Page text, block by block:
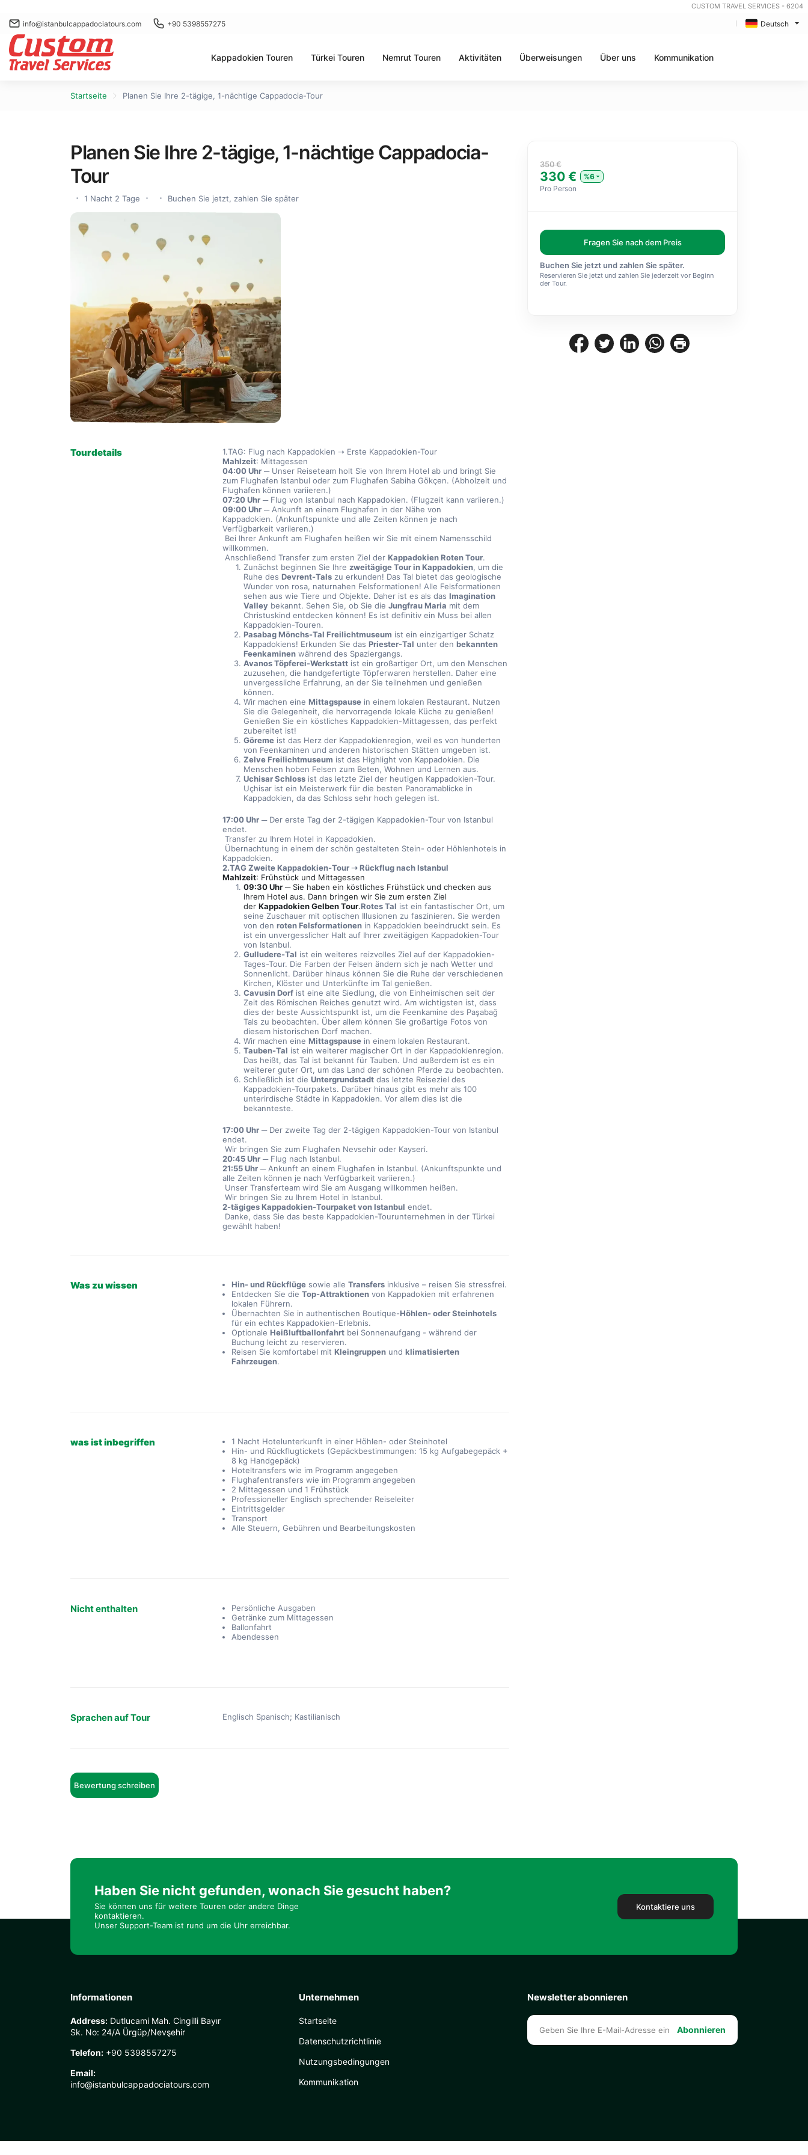
CUSTOM TRAVEL SERVICES - 6204
info@istanbulcappadociatours.com +90 5398557275 Deutsch
Kappadokien Touren Türkei Touren Nemrut Touren Aktivitäten Überweisungen Über uns Kommunikation
Startseite Planen Sie Ihre 2-tägige, 1-nächtige Cappadocia-Tour
Planen Sie Ihre 2-tägige, 1-nächtige Cappadocia-
Tour
1 Nacht 2 Tage Buchen Sie jetzt, zahlen Sie später
Tourdetails
1.TAG: Flug nach Kappadokien ➝ Erste Kappadokien-Tour
Mahlzeit: Mittagessen
04:00 Uhr ─ Unser Reiseteam holt Sie von Ihrem Hotel ab und bringt Sie
zum Flughafen Istanbul oder zum Flughafen Sabiha Gökçen. (Abholzeit und
Flughafen können variieren.)
07:20 Uhr ─ Flug von Istanbul nach Kappadokien. (Flugzeit kann variieren.)
09:00 Uhr ─ Ankunft an einem Flughafen in der Nähe von
Kappadokien. (Ankunftspunkte und alle Zeiten können je nach
Verfügbarkeit variieren.)
Bei Ihrer Ankunft am Flughafen heißen wir Sie mit einem Namensschild
willkommen.
Anschließend Transfer zum ersten Ziel der Kappadokien Roten Tour.
Zunächst beginnen Sie Ihre zweitägige Tour in Kappadokien, um die
Ruhe des Devrent-Tals zu erkunden! Das Tal bietet das geologische
Wunder von rosa, naturnahen Felsformationen! Alle Felsformationen
sehen aus wie Tiere und Objekte. Daher ist es als das Imagination
Valley bekannt. Sehen Sie, ob Sie die Jungfrau Maria mit dem
Christuskind entdecken können! Es ist definitiv ein Muss bei allen
Kappadokien-Touren.
Pasabag Mönchs-Tal Freilichtmuseum ist ein einzigartiger Schatz
Kappadokiens! Erkunden Sie das Priester-Tal unter den bekannten
Feenkaminen während des Spaziergangs.
Avanos Töpferei-Werkstatt ist ein großartiger Ort, um den Menschen
zuzusehen, die handgefertigte Töpferwaren herstellen. Daher eine
unvergessliche Erfahrung, an der Sie teilnehmen und genießen
können.
Wir machen eine Mittagspause in einem lokalen Restaurant. Nutzen
Sie die Gelegenheit, die hervorragende lokale Küche zu genießen!
Genießen Sie ein köstliches Kappadokien-Mittagessen, das perfekt
zubereitet ist!
Göreme ist das Herz der Kappadokienregion, weil es von hunderten
von Feenkaminen und anderen historischen Stätten umgeben ist.
Zelve Freilichtmuseum ist das Highlight von Kappadokien. Die
Menschen hoben Felsen zum Beten, Wohnen und Lernen aus.
Uchisar Schloss ist das letzte Ziel der heutigen Kappadokien-Tour.
Uçhisar ist ein Meisterwerk für die besten Panoramablicke in
Kappadokien, da das Schloss sehr hoch gelegen ist.
17:00 Uhr ─ Der erste Tag der 2-tägigen Kappadokien-Tour von Istanbul
endet.
Transfer zu Ihrem Hotel in Kappadokien.
Übernachtung in einem der schön gestalteten Stein- oder Höhlenhotels in
Kappadokien.
2.TAG Zweite Kappadokien-Tour ➝ Rückflug nach Istanbul
Mahlzeit: Frühstück und Mittagessen
09:30 Uhr ─ Sie haben ein köstliches Frühstück und checken aus
Ihrem Hotel aus. Dann bringen wir Sie zum ersten Ziel
der Kappadokien Gelben Tour.Rotes Tal ist ein fantastischer Ort, um
seine Zuschauer mit optischen Illusionen zu faszinieren. Sie werden
von den roten Felsformationen in Kappadokien beeindruckt sein. Es
ist ein unvergesslicher Halt auf Ihrer zweitägigen Kappadokien-Tour
von Istanbul.
Gulludere-Tal ist ein weiteres reizvolles Ziel auf der Kappadokien-
Tages-Tour. Die Farben der Felsen ändern sich je nach Wetter und
Sonnenlicht. Darüber hinaus können Sie die Ruhe der verschiedenen
Kirchen, Klöster und Unterkünfte im Tal genießen.
Cavusin Dorf ist eine alte Siedlung, die von Einheimischen seit der
Zeit des Römischen Reiches genutzt wird. Am wichtigsten ist, dass
dies der beste Aussichtspunkt ist, um die Feenkamine des Paşabağ
Tals zu beobachten. Über allem können Sie großartige Fotos von
diesem historischen Dorf machen.
Wir machen eine Mittagspause in einem lokalen Restaurant.
Tauben-Tal ist ein weiterer magischer Ort in der Kappadokienregion.
Das heißt, das Tal ist bekannt für Tauben. Und außerdem ist es ein
weiterer guter Ort, um das Land der schönen Pferde zu beobachten.
Schließlich ist die Untergrundstadt das letzte Reiseziel des
Kappadokien-Tourpakets. Darüber hinaus gibt es mehr als 100
unterirdische Städte in Kappadokien. Vor allem dies ist die
bekannteste.
17:00 Uhr ─ Der zweite Tag der 2-tägigen Kappadokien-Tour von Istanbul
endet.
Wir bringen Sie zum Flughafen Nevsehir oder Kayseri.
20:45 Uhr ─ Flug nach Istanbul.
21:55 Uhr ─ Ankunft an einem Flughafen in Istanbul. (Ankunftspunkte und
alle Zeiten können je nach Verfügbarkeit variieren.)
Unser Transferteam wird Sie am Ausgang willkommen heißen.
Wir bringen Sie zu Ihrem Hotel in Istanbul.
2-tägiges Kappadokien-Tourpaket von Istanbul endet.
Danke, dass Sie das beste Kappadokien-Tourunternehmen in der Türkei
gewählt haben!
Was zu wissen Hin- und Rückflüge sowie alleTransfers inklusive – reisen Sie stressfrei.
Entdecken Sie dieTop-Attraktionen von Kappadokien mit erfahrenen
lokalen Führern.
Übernachten Sie in authentischen Boutique-Höhlen- oder Steinhotels
für ein echtes Kappadokien-Erlebnis.
OptionaleHeißluftballonfahrt bei Sonnenaufgang - während der
Buchung leicht zu reservieren.
Reisen Sie komfortabel mitKleingruppen undklimatisierten
Fahrzeugen.
was ist inbegriffen
1 Nacht Hotelunterkunft in einer Höhlen- oder Steinhotel
Hin- und Rückflugtickets (Gepäckbestimmungen: 15 kg Aufgabegepäck +
8 kg Handgepäck)
Hoteltransfers wie im Programm angegeben
Flughafentransfers wie im Programm angegeben
2 Mittagessen und 1 Frühstück
Professioneller Englisch sprechender Reiseleiter
Eintrittsgelder
Transport
Alle Steuern, Gebühren und Bearbeitungskosten
Nicht enthalten
Persönliche Ausgaben
Getränke zum Mittagessen
Ballonfahrt
Abendessen
Sprachen auf Tour Englisch Spanisch; Kastilianisch
Bewertung schreiben
350 €
330 €
%6
Pro Person
Fragen Sie nach dem Preis
Buchen Sie jetzt und zahlen Sie später.
Reservieren Sie jetzt und zahlen Sie jederzeit vor Beginn
der Tour.
Haben Sie nicht gefunden, wonach Sie gesucht haben?
Sie können uns für weitere Touren oder andere Dinge
kontaktieren.
Unser Support-Team ist rund um die Uhr erreichbar.
Kontaktiere uns
Informationen
Address: Dutlucami Mah. Cingilli Bayır
Sk. No: 24/A Ürgüp/Nevşehir
Telefon: +90 5398557275
Email:
info@istanbulcappadociatours.com
Unternehmen
Startseite
Datenschutzrichtlinie
Nutzungsbedingungen
Kommunikation
Newsletter abonnieren
Abonnieren